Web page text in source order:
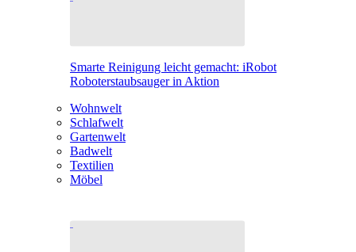
Smarte Reinigung leicht gemacht: iRobot
Roboterstaubsauger in Aktion
Wohnwelt
Schlafwelt
Gartenwelt
Badwelt
Textilien
Möbel